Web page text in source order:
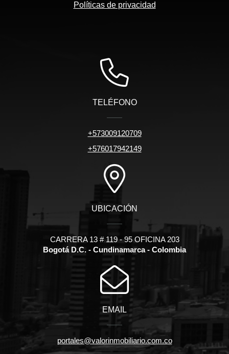
Políticas de privacidad
TELÉFONO
+573009120709
+576017942149
UBICACIÓN
CARRERA 13 # 119 - 95 OFICINA 203
Bogotá D.C. - Cundinamarca - Colombia
EMAIL
portales@valorinmobiliario.com.co